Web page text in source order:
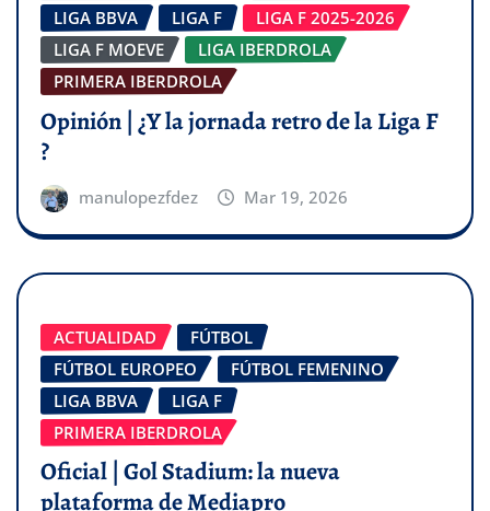
LIGA BBVA
LIGA F
LIGA F 2025-2026
LIGA F MOEVE
LIGA IBERDROLA
PRIMERA IBERDROLA
Opinión | ¿Y la jornada retro de la Liga F
?
manulopezfdez Mar 19, 2026
ACTUALIDAD
FÚTBOL
FÚTBOL EUROPEO
FÚTBOL FEMENINO
LIGA BBVA
LIGA F
PRIMERA IBERDROLA
Oficial | Gol Stadium: la nueva
plataforma de Mediapro